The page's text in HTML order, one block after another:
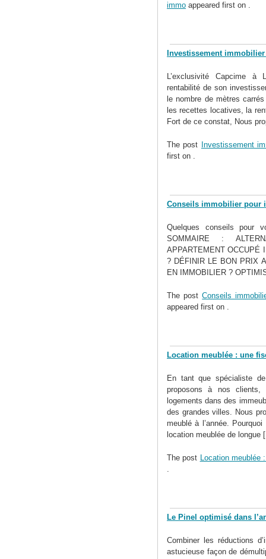
immo appeared first on .
Investissement
L’exclusivité Capcime
rentabilité de son
le nombre de mètres
les recettes locatives, la
Fort de ce constat, Nous
The post
Investissement
first on .
Conseils immobilier pour
Quelques conseils pour
SOMMAIRE :
APPARTEMENT OCCUPÉ
? DÉFINIR LE BON PRIX
EN IMMOBILIER ?
The postConseils
appeared first on .
Location meublée : une
En tant que spécialiste
proposons à nos clients,
logements dans des
des grandes villes. Nous
meublé à l’année.
location meublée de longue
The post Location meublée
.
Le Pinel optimisé dans
Combiner les réductions
astucieuse façon de